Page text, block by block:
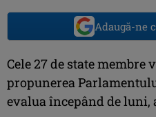
Adaugă-ne
Cele 27 de state
propunerea
evalua începând de luni,